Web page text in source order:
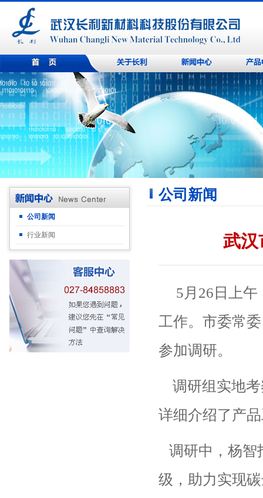
公司新闻
行业新闻
公司新闻
武汉
5月26日上
工作。市委常
参加调研。
调研组实地
详细介绍了产
调研中，杨智
级，助力实现